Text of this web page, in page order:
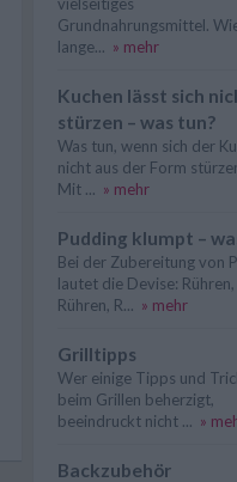
Grundnahrungsmittel.
lange... » mehr
Kuchen lässt sich
stürzen – was tun?
Was tun, wenn sich der
nicht aus der Form
Mit ... » mehr
Pudding klumpt –
Bei der Zubereitung von
lautet die Devise: Rühren,
Rühren, R... » mehr
Grilltipps
Wer einige Tipps und
beim Grillen beherzigt,
beeindruckt nicht ... »
Backzubehör